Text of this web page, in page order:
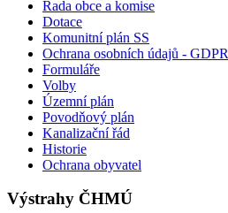
Rada obce a komise
Dotace
Komunitní plán SS
Ochrana osobních údajů - GDPR
Formuláře
Volby
Územní plán
Povodňový plán
Kanalizační řád
Historie
Ochrana obyvatel
Výstrahy ČHMÚ